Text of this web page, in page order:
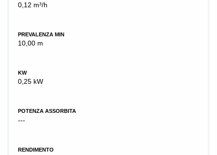
0,12 m³/h
PREVALENZA MIN
10,00 m
KW
0,25 kW
POTENZA ASSORBITA
---
RENDIMENTO